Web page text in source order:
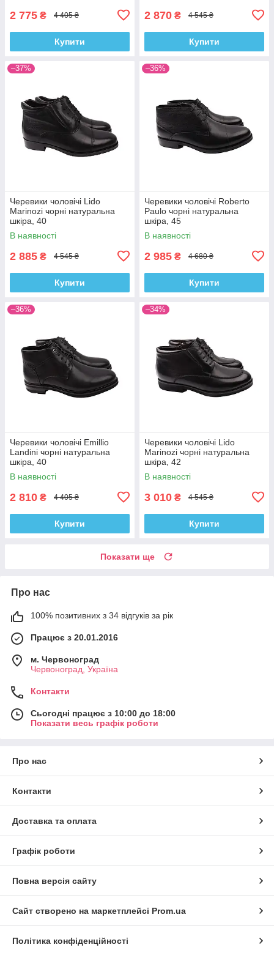
2 775 ₴ 4 405 ₴
Купити
2 870 ₴ 4 545 ₴
Купити
–37%
Черевики чоловічі Lido
Marinozi чорні натуральна
шкіра, 40
В наявності
2 885 ₴ 4 545 ₴
Купити
–36%
Черевики чоловічі Roberto
Paulo чорні натуральна
шкіра, 45
В наявності
2 985 ₴ 4 680 ₴
Купити
–36%
Черевики чоловічі Emillio
Landini чорні натуральна
шкіра, 40
В наявності
2 810 ₴ 4 405 ₴
Купити
–34%
Черевики чоловічі Lido
Marinozi чорні натуральна
шкіра, 42
В наявності
3 010 ₴ 4 545 ₴
Купити
Показати ще
Про нас
100% позитивних з 34 відгуків за рік
Працює з 20.01.2016
м. Червоноград
Червоноград, Україна
Контакти
Сьогодні працює з 10:00 до 18:00
Показати весь графік роботи
Про нас
Контакти
Доставка та оплата
Графік роботи
Повна версія сайту
Сайт створено на маркетплейсі Prom.ua
Політика конфіденційності